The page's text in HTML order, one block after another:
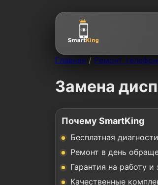
Главная / Ремонт
Замена
Почему SmartKing
Бесплатная
Ремонт в день
Гарантия на работу и
Качественные